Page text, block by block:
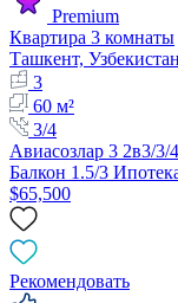
Premium
Квартира 3 комнаты
Ташкент, Узбекистан
3
60 м²
3/4
Авиасозлар 3 2в3/
Балкон 1.5/3
$65,500
Рекомендовать